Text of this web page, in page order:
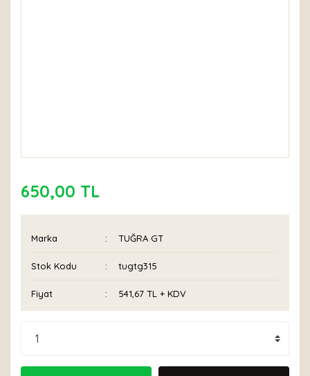
650,00 TL
Marka TUĞRA GT
Stok Kodu tugtg315
Fiyat 541,67 TL + KDV